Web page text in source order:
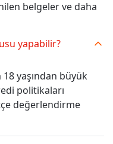
belgeler ve daha
yapabilir?
yaşından büyük
politikaları
değerlendirme